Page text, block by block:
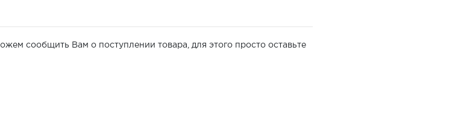
сообщить Вам о поступлении товара, для этого просто оставьте